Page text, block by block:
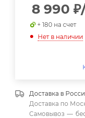
8 990 ₽
+ 180 на счет
Нет в наличии
Доставка в
Доставка по
Самовывоз —